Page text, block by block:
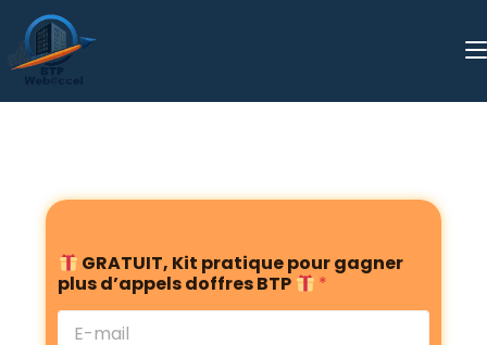
R
A
T
GRATUIT, Kit pratique pour gagner
plus d’appels doffres BTP
*